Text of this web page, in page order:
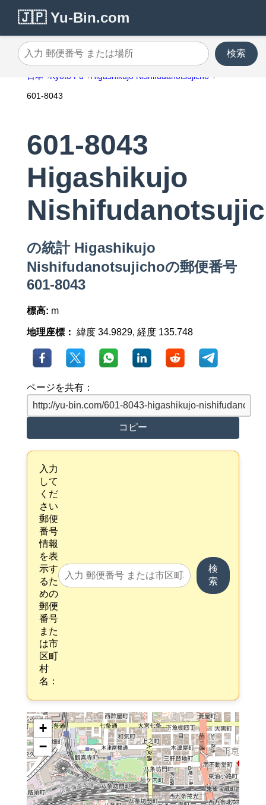
🇯🇵 Yu-Bin.com
入力 郵便番号 または場所
検索
日本 Kyoto Fu Higashikujo Nishifudanotsujicho
601-8043
601-8043
Higashikujo
の統計 Higashikujo
Nishifudanotsujichoの郵便番号
601-8043
標高: m
地理座標： 緯度 34.9829, 経度 135.748
ページを共有：
コピー
入力
して
くだ
さい
郵便
番号
情報
を表
示す
るた
めの
郵便
番号
また
は市
区町
村
名：
検
索
+
−